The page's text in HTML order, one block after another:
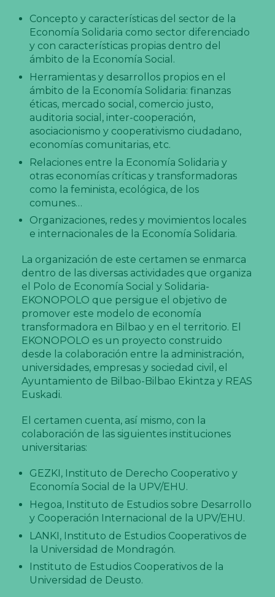
Concepto y características del sector de la
Economía Solidaria como sector diferenciado
y con características propias dentro del
ámbito de la Economía Social.
Herramientas y desarrollos propios en el
ámbito de la Economía Solidaria: finanzas
éticas, mercado social, comercio justo,
auditoria social, inter-cooperación,
asociacionismo y cooperativismo ciudadano,
economías comunitarias, etc.
Relaciones entre la Economía Solidaria y
otras economías críticas y transformadoras
como la feminista, ecológica, de los
comunes…
Organizaciones, redes y movimientos locales
e internacionales de la Economía Solidaria.
La organización de este certamen se enmarca
dentro de las diversas actividades que organiza
el Polo de Economía Social y Solidaria-
EKONOPOLO que persigue el objetivo de
promover este modelo de economía
transformadora en Bilbao y en el territorio. El
EKONOPOLO es un proyecto construido
desde la colaboración entre la administración,
universidades, empresas y sociedad civil, el
Ayuntamiento de Bilbao-Bilbao Ekintza y REAS
Euskadi.
El certamen cuenta, así mismo, con la
colaboración de las siguientes instituciones
universitarias:
GEZKI, Instituto de Derecho Cooperativo y
Economía Social de la UPV/EHU.
Hegoa, Instituto de Estudios sobre Desarrollo
y Cooperación Internacional de la UPV/EHU.
LANKI, Instituto de Estudios Cooperativos de
la Universidad de Mondragón.
Instituto de Estudios Cooperativos de la
Universidad de Deusto.